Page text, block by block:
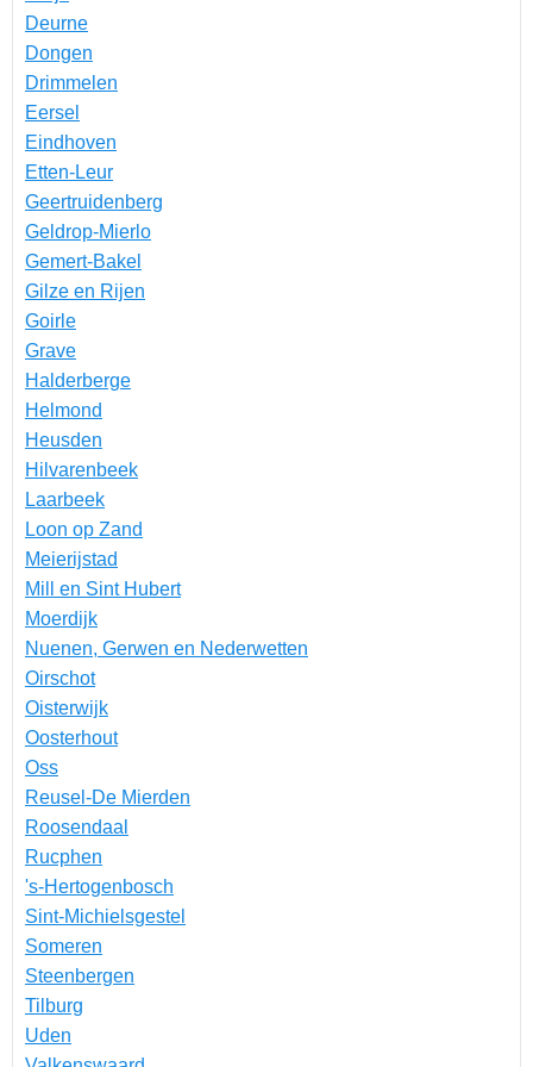
Deurne
Dongen
Drimmelen
Eersel
Eindhoven
Etten-Leur
Geertruidenberg
Geldrop-Mierlo
Gemert-Bakel
Gilze en Rijen
Goirle
Grave
Halderberge
Helmond
Heusden
Hilvarenbeek
Laarbeek
Loon op Zand
Meierijstad
Mill en Sint Hubert
Moerdijk
Nuenen, Gerwen en Nederwetten
Oirschot
Oisterwijk
Oosterhout
Oss
Reusel-De Mierden
Roosendaal
Rucphen
's-Hertogenbosch
Sint-Michielsgestel
Someren
Steenbergen
Tilburg
Uden